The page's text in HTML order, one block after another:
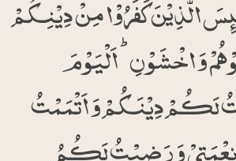
وَ اخۡشَوۡنِ ؕ اَلۡیَوۡمَ
دِیۡنَکُمۡ وَ اَتۡمَمۡتُ
وَ رَضِیۡتُ لَکُمُ